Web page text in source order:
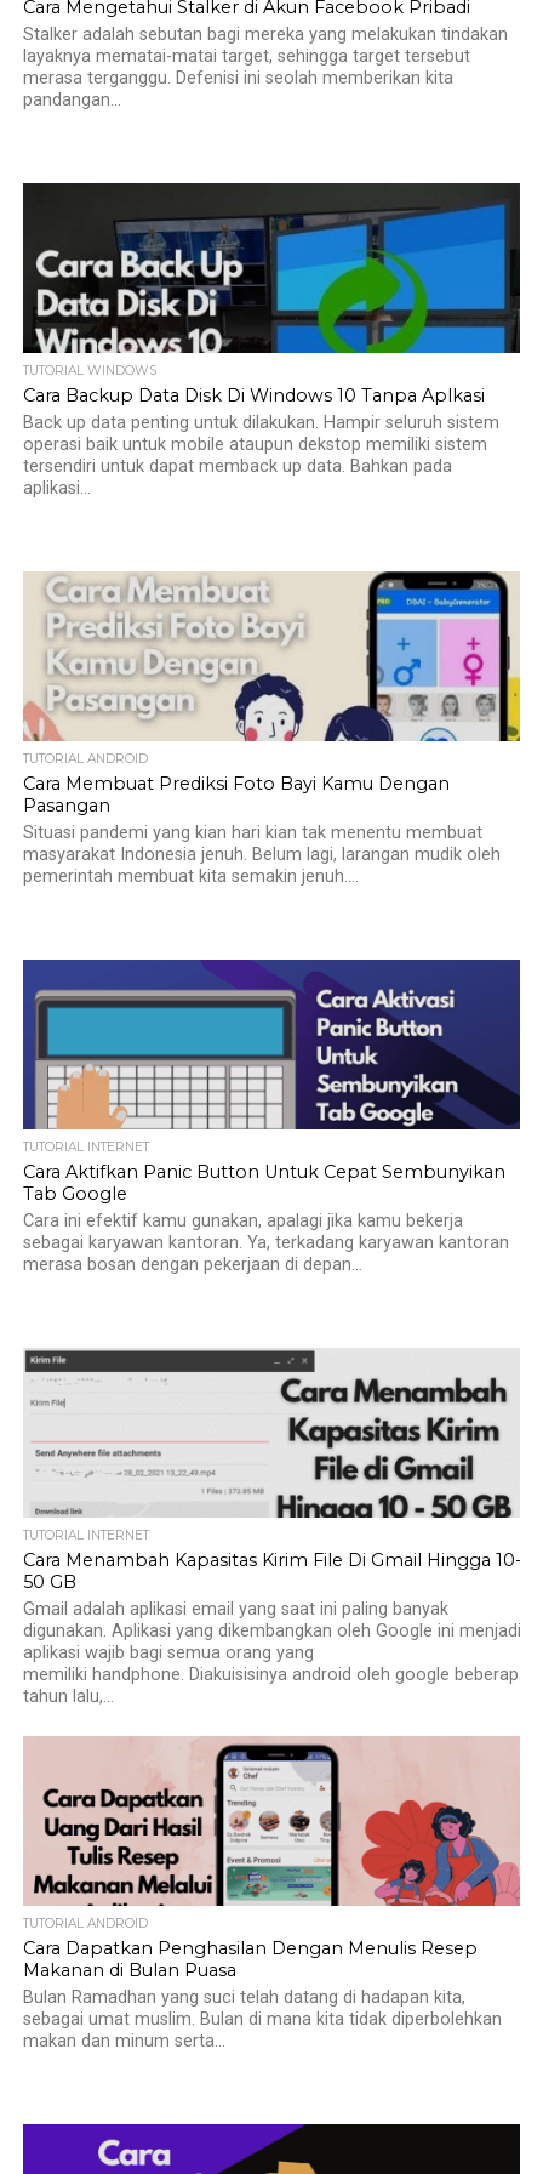
Cara Mengetahui Stalker di Akun Facebook Pribadi
Stalker adalah sebutan bagi mereka yang melakukan tindakan
layaknya mematai-matai target, sehingga target tersebut
merasa terganggu. Defenisi ini seolah memberikan kita
pandangan...
TUTORIAL WINDOWS
Cara Backup Data Disk Di Windows 10 Tanpa Aplkasi
Back up data penting untuk dilakukan. Hampir seluruh sistem
operasi baik untuk mobile ataupun dekstop memiliki sistem
tersendiri untuk dapat memback up data. Bahkan pada
aplikasi...
TUTORIAL ANDROID
Cara Membuat Prediksi Foto Bayi Kamu Dengan
Pasangan
Situasi pandemi yang kian hari kian tak menentu membuat
masyarakat Indonesia jenuh. Belum lagi, larangan mudik oleh
pemerintah membuat kita semakin jenuh....
TUTORIAL INTERNET
Cara Aktifkan Panic Button Untuk Cepat Sembunyikan
Tab Google
Cara ini efektif kamu gunakan, apalagi jika kamu bekerja
sebagai karyawan kantoran. Ya, terkadang karyawan kantoran
merasa bosan dengan pekerjaan di depan...
TUTORIAL INTERNET
Cara Menambah Kapasitas Kirim File Di Gmail Hingga 10-
50 GB
Gmail adalah aplikasi email yang saat ini paling banyak
digunakan. Aplikasi yang dikembangkan oleh Google ini menjadi
aplikasi wajib bagi semua orang yang
memiliki handphone. Diakuisisinya android oleh google beberapa
tahun lalu,...
TUTORIAL ANDROID
Cara Dapatkan Penghasilan Dengan Menulis Resep
Makanan di Bulan Puasa
Bulan Ramadhan yang suci telah datang di hadapan kita,
sebagai umat muslim. Bulan di mana kita tidak diperbolehkan
makan dan minum serta...